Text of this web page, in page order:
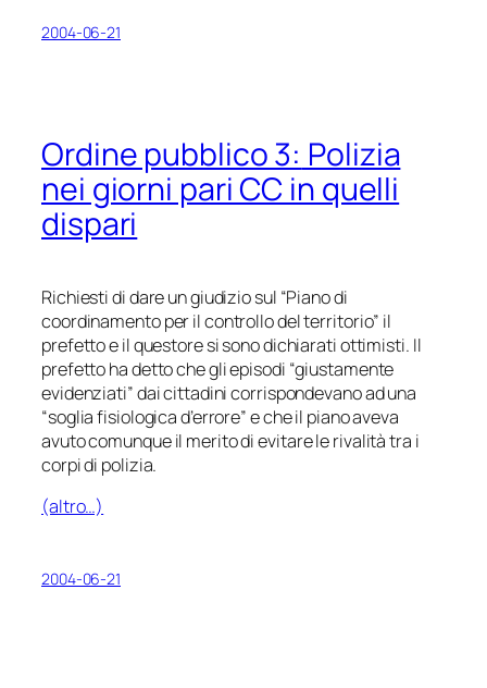
2004-06-21
Ordine pubblico 3: Polizia
nei giorni pari CC in quelli
dispari
Richiesti di dare un giudizio sul “Piano di
coordinamento per il controllo del territorio” il
prefetto e il questore si sono dichiarati ottimisti. Il
prefetto ha detto che gli episodi “giustamente
evidenziati” dai cittadini corrispondevano ad una
“soglia fisiologica d’errore” e che il piano aveva
avuto comunque il merito di evitare le rivalità tra i
corpi di polizia.
(altro…)
2004-06-21